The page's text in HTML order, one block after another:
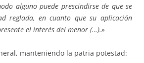
alguno puede prescindirse de que se
reglada, en cuanto que su aplicación
el interés del menor (…).»
manteniendo la patria potestad: